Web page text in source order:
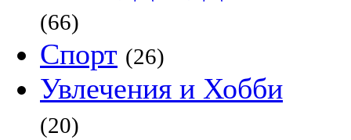
(66)
Спорт (26)
Увлечения и Хобби
(20)